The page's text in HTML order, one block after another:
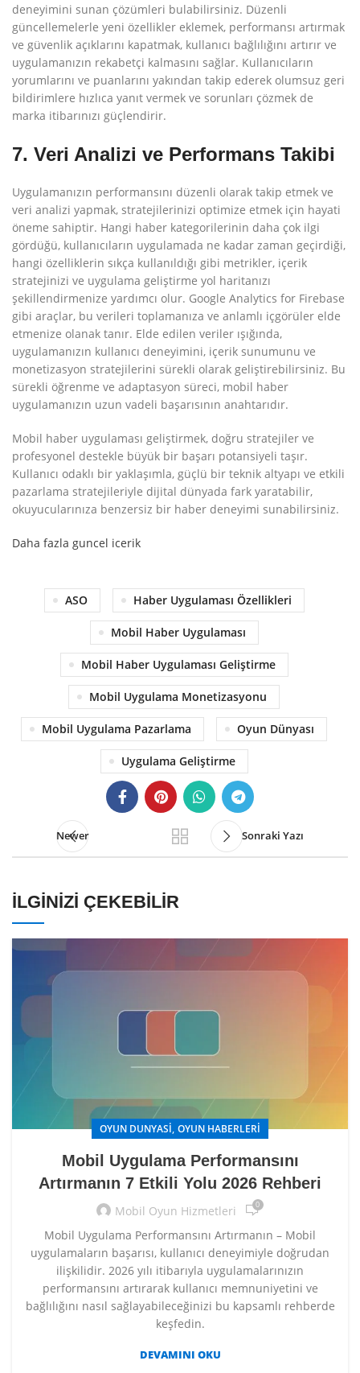
deneyimini sunan çözümleri bulabilirsiniz. Düzenli
güncellemelerle yeni özellikler eklemek, performansı artırmak
ve güvenlik açıklarını kapatmak, kullanıcı bağlılığını artırır ve
uygulamanızın rekabetçi kalmasını sağlar. Kullanıcıların
yorumlarını ve puanlarını yakından takip ederek olumsuz geri
bildirimlere hızlıca yanıt vermek ve sorunları çözmek de
marka itibarınızı güçlendirir.
7. Veri Analizi ve Performans Takibi
Uygulamanızın performansını düzenli olarak takip etmek ve
veri analizi yapmak, stratejilerinizi optimize etmek için hayati
öneme sahiptir. Hangi haber kategorilerinin daha çok ilgi
gördüğü, kullanıcıların uygulamada ne kadar zaman geçirdiği,
hangi özelliklerin sıkça kullanıldığı gibi metrikler, içerik
stratejinizi ve uygulama geliştirme yol haritanızı
şekillendirmenize yardımcı olur. Google Analytics for Firebase
gibi araçlar, bu verileri toplamanıza ve anlamlı içgörüler elde
etmenize olanak tanır. Elde edilen veriler ışığında,
uygulamanızın kullanıcı deneyimini, içerik sunumunu ve
monetizasyon stratejilerini sürekli olarak geliştirebilirsiniz. Bu
sürekli öğrenme ve adaptasyon süreci, mobil haber
uygulamanızın uzun vadeli başarısının anahtarıdır.
Mobil haber uygulaması geliştirmek, doğru stratejiler ve
profesyonel destekle büyük bir başarı potansiyeli taşır.
Kullanıcı odaklı bir yaklaşımla, güçlü bir teknik altyapı ve etkili
pazarlama stratejileriyle dijital dünyada fark yaratabilir,
okuyucularınıza benzersiz bir haber deneyimi sunabilirsiniz.
Daha fazla guncel icerik
ASO Haber Uygulaması Özellikleri
Mobil Haber Uygulaması
Mobil Haber Uygulaması Geliştirme
Mobil Uygulama Monetizasyonu
Mobil Uygulama Pazarlama Oyun Dünyası
Uygulama Geliştirme
Newer Sonraki Yazı
İLGINIZI ÇEKEBILIR
OYUN DUNYASI, OYUN HABERLERI
Mobil Uygulama Performansını
Artırmanın 7 Etkili Yolu 2026 Rehberi
Mobil Oyun Hizmetleri 0
Mobil Uygulama Performansını Artırmanın – Mobil
uygulamaların başarısı, kullanıcı deneyimiyle doğrudan
ilişkilidir. 2026 yılı itibarıyla uygulamalarınızın
performansını artırarak kullanıcı memnuniyetini ve
bağlılığını nasıl sağlayabileceğinizi bu kapsamlı rehberde
keşfedin.
DEVAMINI OKU